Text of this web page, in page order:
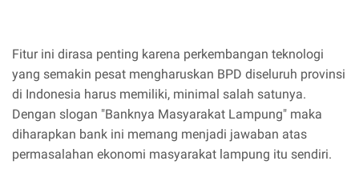
Fitur ini dirasa penting karena perkembangan teknologi
yang semakin pesat mengharuskan BPD diseluruh provinsi
di Indonesia harus memiliki, minimal salah satunya.
Dengan slogan "Banknya Masyarakat Lampung" maka
diharapkan bank ini memang menjadi jawaban atas
permasalahan ekonomi masyarakat lampung itu sendiri.